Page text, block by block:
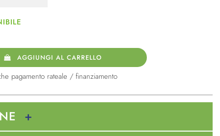
AGGIUNGI AL CARRELLO
pagamento rateale / finanziamento